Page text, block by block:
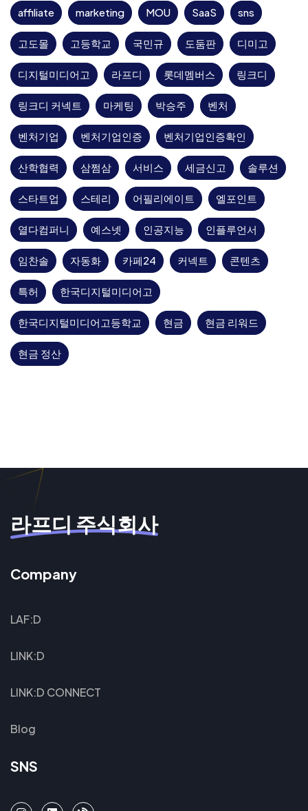
affiliate marketing MOU SaaS sns
고도몰 고등학교 국민규 도둠판 디미고
디지털미디어고 라프디 롯데멤버스 링크디
링크디 커넥트 마케팅 박승주 벤처
벤처기업 벤처기업인증 벤처기업인증확인
산학협력 삼쩜삼 서비스 세금신고 솔루션
스타트업 스테리 어필리에이트 엘포인트
열다컴퍼니 예스넷 인공지능 인플루언서
임찬솔 자동화 카페24 커넥트 콘텐츠
특허 한국디지털미디어고
한국디지털미디어고등학교 현금 현금 리워드
현금 정산
라프디 주식회사
Company
LAF:D
LINK:D
LINK:D CONNECT
Blog
SNS